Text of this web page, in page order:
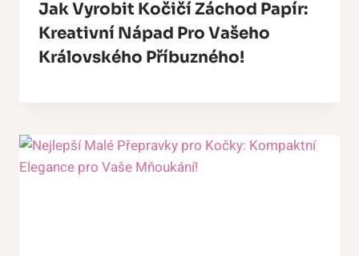
Jak Vyrobit Kočičí Záchod Papír:
Kreativní Nápad Pro Vašeho
Královského Příbuzného!